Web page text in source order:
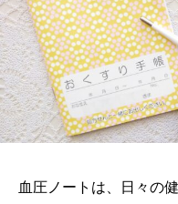
血圧ノートは、日々の